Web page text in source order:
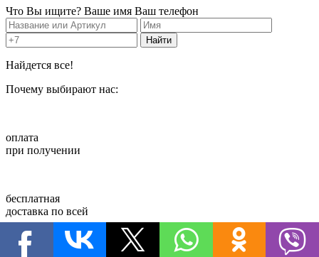
Что Вы ищите? Ваше имя Ваш телефон
Найдется все!
Почему выбирают нас:
оплата
при получении
бесплатная
доставка по всей
территории
России